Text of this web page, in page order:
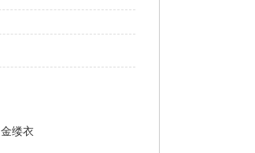
金缕衣